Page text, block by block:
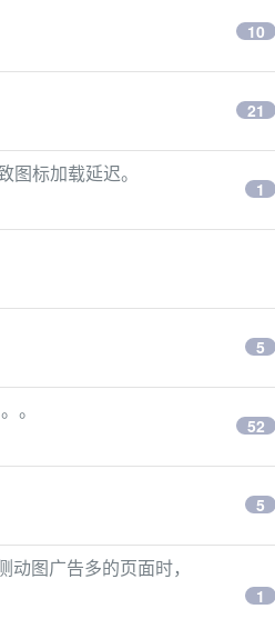
10
21
标加载延迟。
1
5
。
52
5
图广告多的页面时，
1